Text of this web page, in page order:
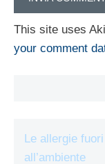
This site uses
your comment
Le allergie
all’ambiente